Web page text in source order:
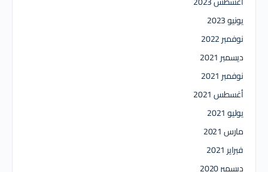
يونيو 2023
نوفمبر 2022
ديسمبر 2021
نوفمبر 2021
أغسطس 2021
يوليو 2021
مارس 2021
فبراير 2021
ديسمبر 2020